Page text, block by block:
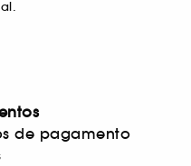
de pagamento